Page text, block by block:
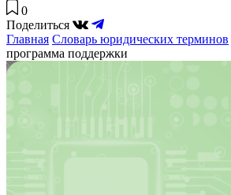
0
Поделиться
Главная Словарь юридических терминов
программа поддержки